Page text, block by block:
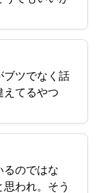
ブツでなく話
えてるやつ
るのではな
われ。そう